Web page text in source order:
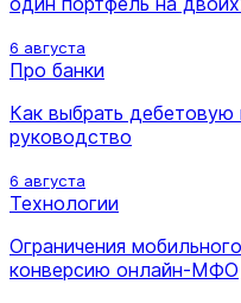
6 августа
Про банки
Как выбрать
руководство
6 августа
Технологии
Ограничения
конверсию онлайн-МФО